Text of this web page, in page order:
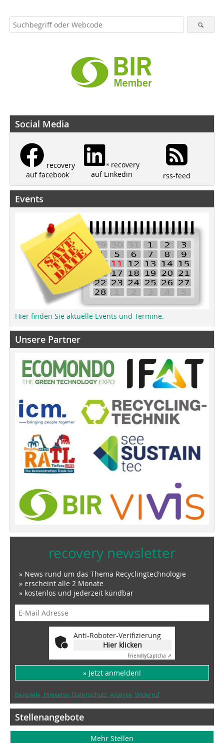
Social Media
recovery
auf facebook
recovery
auf Linkedin
rss-feed
Events
Hier finden Sie aktuelle Events und Termine.
Unsere Partner
recovery newsletter
» News rund um das Thema Recyclingtechnologie
» erscheint alle 2 Monate
» kostenlos und jederzeit kündbar
Anti-Roboter-Verifizierung
Hier klicken
FriendlyCaptcha ⇗
» Jetzt anmelden!
Beispiele, Hinweise: Datenschutz, Analyse, Widerruf
Stellenangebote
Mehr Stellen